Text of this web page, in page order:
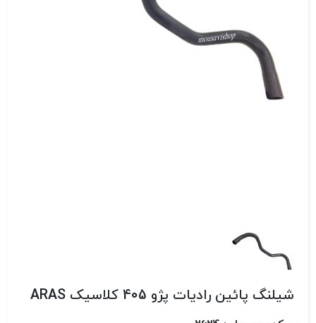
شیلنگ پائین رادیات پژو 405 کلاسیک ARAS